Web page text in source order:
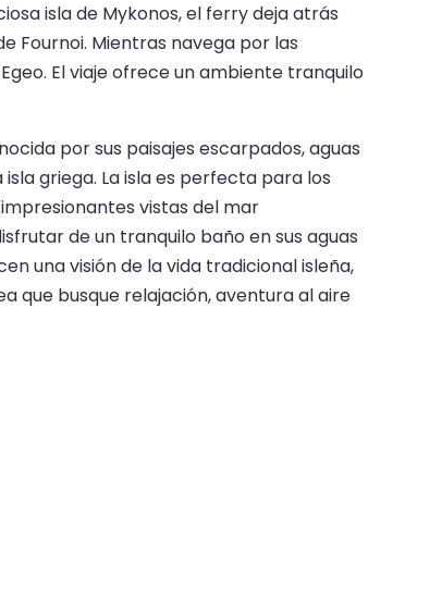
isla de Mykonos, el ferry deja atrás
Fournoi. Mientras navega por las
El viaje ofrece un ambiente tranquilo
por sus paisajes escarpados, aguas
griega. La isla es perfecta para los
vistas del mar
de un tranquilo baño en sus aguas
una visión de la vida tradicional isleña,
que busque relajación, aventura al aire